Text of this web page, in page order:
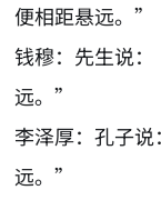
便相距悬远。”
钱穆：先生说
远。”
李泽厚：孔子
远。”